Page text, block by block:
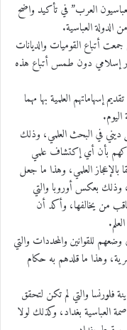
العرب” في تأكيد واضح
الدولة العباسية.
أتباع القوميات والديانات
إسلامي دون طمس أتباع هذه
إسهاماتهم العلمية بها مهما
اليوم.
ديني في البحث العلمي، وذلك
بأن أي إكتشاف علمي
العلمي، وهذا ما جعل
وذلك بعكس أوروبا والتي
من يخالفها، وأكد أن
وضعهم للقوانين والمحددات والتي
وهذا ما قلدهم به حكام
فلورنسا والتي لم تكن لتحقق
العباسية بغداد، وكذلك لولا